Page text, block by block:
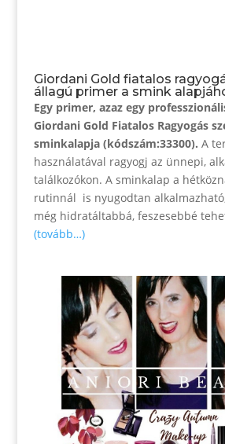
Giordani Gold fiatalos
állagú primer a smink
Egy primer, azaz egy
Giordani Gold Fiatalos Ragyogás
sminkalapja (kódszám:33300). A
használatával ragyogj az ünnepi,
találkozókon. A sminkalap a
rutinnál is nyugodtan
még hidratáltabbá, feszesebbé
(tovább…)